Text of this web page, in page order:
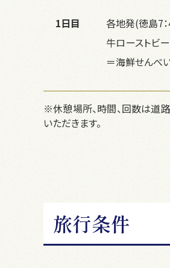
1日目
各地発(徳島7
牛ローストビ
＝海鮮せんべ
※休憩場所、時間、回数は道
いただきます。
旅行条件